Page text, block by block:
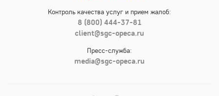
Контроль качества услуг и прием жалоб:
8 (800) 444-37-81
client@sgc-opeca.ru
Пресс-служба:
media@sgc-opeca.ru